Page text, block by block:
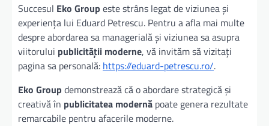
Succesul Eko Group este strâns legat de viziunea și
experiența lui Eduard Petrescu. Pentru a afla mai multe
despre abordarea sa managerială și viziunea sa asupra
viitorului publicității moderne, vă invităm să vizitați
pagina sa personală: https://eduard-petrescu.ro/.
Eko Group demonstrează că o abordare strategică și
creativă în publicitatea modernă poate genera rezultate
remarcabile pentru afacerile moderne.